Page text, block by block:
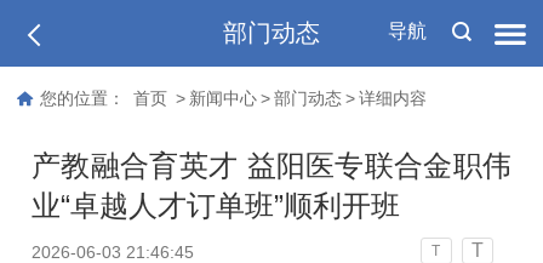
导航
部门动态
您的位置： 首页 > 新闻中心 > 部门动态 > 详细内容
产教融合育英才 益阳医专联合金职伟
业“卓越人才订单班”顺利开班
2026-06-03 21:46:45 T T